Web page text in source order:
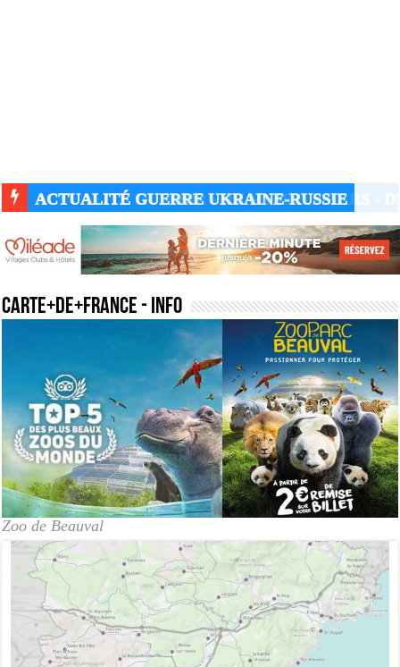
ACTUALITÉ GUERRE UKRAINE-RUSSIE
carte+de+france - Info
Zoo de Beauval